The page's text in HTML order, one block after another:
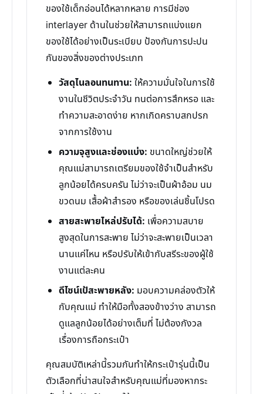
ของใช้เด็กอ่อนได้หลากหลาย การมีช่อง
interlayer ด้านในช่วยให้สามารถแบ่งแยก
ของใช้ได้อย่างเป็นระเบียบ ป้องกันการปะปน
กันของสิ่งของต่างประเภท
วัสดุไนลอนทนทาน: ให้ความมั่นใจในการใช้
งานในชีวิตประจำวัน ทนต่อการสึกหรอ และ
ทำความสะอาดง่าย หากเกิดคราบสกปรก
จากการใช้งาน
ความจุสูงและช่องแบ่ง: ขนาดใหญ่ช่วยให้
คุณแม่สามารถเตรียมของใช้จำเป็นสำหรับ
ลูกน้อยได้ครบครัน ไม่ว่าจะเป็นผ้าอ้อม นม
ขวดนม เสื้อผ้าสำรอง หรือของเล่นชิ้นโปรด
สายสะพายไหล่ปรับได้: เพื่อความสบาย
สูงสุดในการสะพาย ไม่ว่าจะสะพายเป็นเวลา
นานแค่ไหน หรือปรับให้เข้ากับสรีระของผู้ใช้
งานแต่ละคน
ดีไซน์เป้สะพายหลัง: มอบความคล่องตัวให้
กับคุณแม่ ทำให้มือทั้งสองข้างว่าง สามารถ
ดูแลลูกน้อยได้อย่างเต็มที่ ไม่ต้องกังวล
เรื่องการถือกระเป๋า
คุณสมบัติเหล่านี้รวมกันทำให้กระเป๋ารุ่นนี้เป็น
ตัวเลือกที่น่าสนใจสำหรับคุณแม่ที่มองหากระ